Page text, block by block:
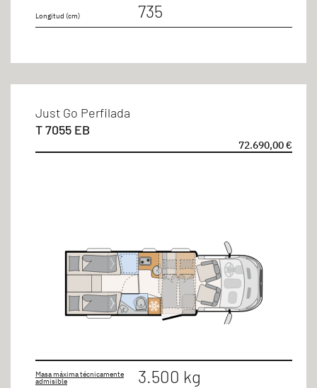
4 personas
Longitud (cm) 735
Just Go Perfilada
T 7055 EB
72.690,00 €
Masa máxima técnicamente
admisible 3.500 kg